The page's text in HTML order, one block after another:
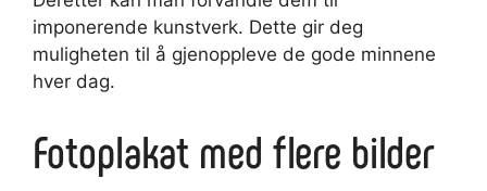
imponerende kunstverk. Dette gir deg
muligheten til å gjenoppleve de gode minnene
hver dag.
Fotoplakat med flere bilder